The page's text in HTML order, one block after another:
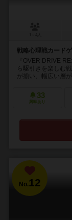
戦略心理戦カード
『OVER DRIVE
ら駆引きを楽しむ
が揃い、幅広い層が
33
興味あり
No.12